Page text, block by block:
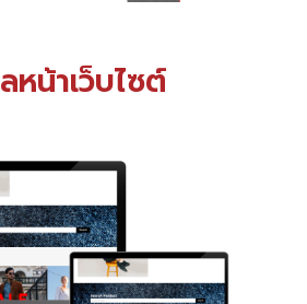
น้าเว็บไซต์